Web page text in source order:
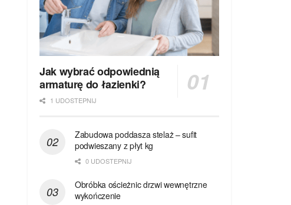
Jak wybrać odpowiednią
armaturę do łazienki?
1 UDOSTEPNIJ
Zabudowa poddasza stelaż – sufit
podwieszany z płyt kg
0 UDOSTEPNIJ
Obróbka ościeżnic drzwi wewnętrzne
wykończenie